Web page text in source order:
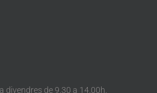
divendres de 9.30 a 14.00h.